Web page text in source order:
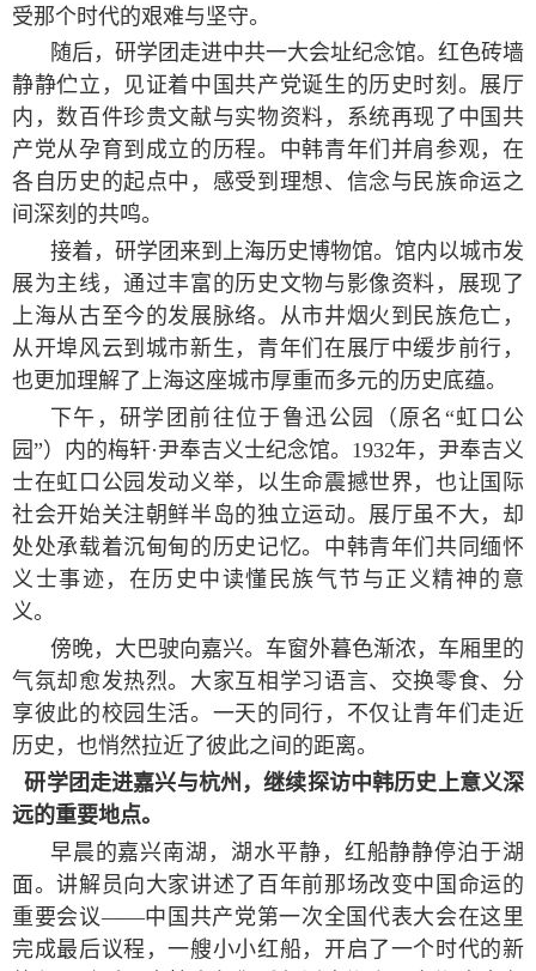
受那个时代的艰难与坚守。
随后，研学团走进中共一大会址纪念馆。红色砖墙
静静伫立，见证着中国共产党诞生的历史时刻。展厅
内，数百件珍贵文献与实物资料，系统再现了中国共
产党从孕育到成立的历程。中韩青年们并肩参观，在
各自历史的起点中，感受到理想、信念与民族命运之
间深刻的共鸣。
接着，研学团来到上海历史博物馆。馆内以城市发
展为主线，通过丰富的历史文物与影像资料，展现了
上海从古至今的发展脉络。从市井烟火到民族危亡，
从开埠风云到城市新生，青年们在展厅中缓步前行，
也更加理解了上海这座城市厚重而多元的历史底蕴。
下午，研学团前往位于鲁迅公园（原名“虹口公
园”）内的梅轩·尹奉吉义士纪念馆。 1932年，尹奉吉义
士在虹口公园发动义举，以生命震撼世界，也让国际
社会开始关注朝鲜半岛的独立运动。展厅虽不大，却
处处承载着沉甸甸的历史记忆。中韩青年们共同缅怀
义士事迹，在历史中读懂民族气节与正义精神的意
义。
傍晚，大巴驶向嘉兴。车窗外暮色渐浓，车厢里的
气氛却愈发热烈。大家互相学习语言、交换零食、分
享彼此的校园生活。一天的同行，不仅让青年们走近
历史，也悄然拉近了彼此之间的距离。
研学团走进嘉兴与杭州，继续探访中韩历史上意义深
远的重要地点。
早晨的嘉兴南湖，湖水平静，红船静静停泊于湖
面。讲解员向大家讲述了百年前那场改变中国命运的
重要会议——中国共产党第一次全国代表大会在这里
完成最后议程，一艘小小红船，开启了一个时代的新